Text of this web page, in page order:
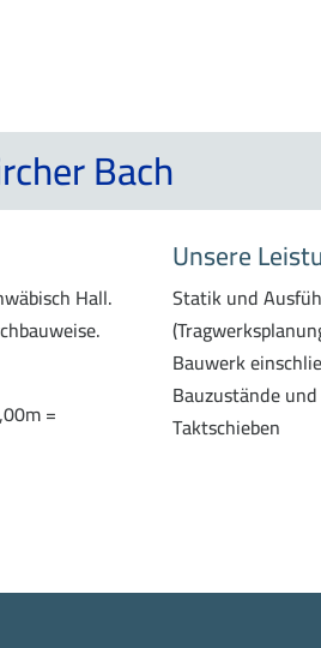
Bach
Hall.
=
Unsere
Statik und
Bauwerk
Bauzustände
Taktschieben